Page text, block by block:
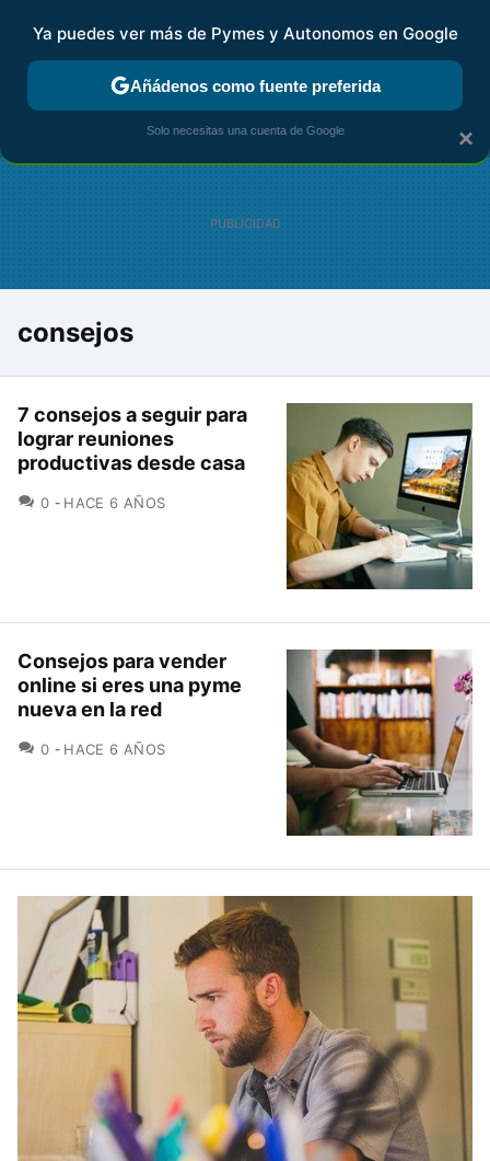
FISCALIDAD Y CONTABILIDAD KIT DIGITAL RENTA
consejos
7 consejos a seguir para
lograr reuniones
productivas desde casa
0 COMENTARIOS
HACE 6 AÑOS
Consejos para vender
online si eres una pyme
nueva en la red
0 COMENTARIOS
HACE 6 AÑOS
×
Ya puedes ver más de Pymes y Autonomos en Google
Añádenos como fuente preferida
Solo necesitas una cuenta de Google